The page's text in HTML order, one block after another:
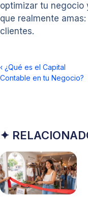
optimizar tu negocio
que realmente
clientes.
‹ ¿Qué es el Capital
Contable en tu Negocio?
✦